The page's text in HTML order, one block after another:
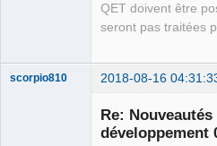
QET doivent être
seront pas traitées
scorpio810 2018-08-16
Re:
développement